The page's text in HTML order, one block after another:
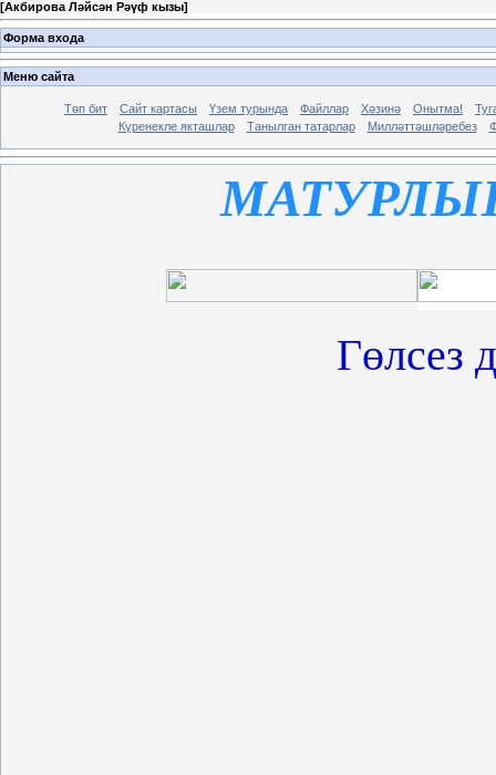
[Акбирова Ләйсән Рәүф кызы]
Форма входа
Меню сайта
Төп бит Сайт картасы Үзем турында Файллар Хәзинә Онытма!
Күренекле якташлар
Танылган татарлар Милләттәшләребез
Гөлсез